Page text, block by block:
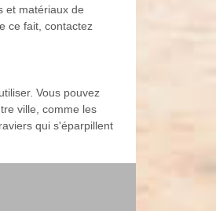
et matériaux de
ce fait, contactez
Vous pouvez
ville, comme les
qui s'éparpillent